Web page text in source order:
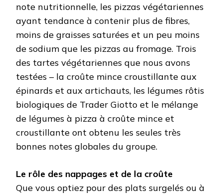
note nutritionnelle, les pizzas végétariennes
ayant tendance à contenir plus de fibres,
moins de graisses saturées et un peu moins
de sodium que les pizzas au fromage. Trois
des tartes végétariennes que nous avons
testées – la croûte mince croustillante aux
épinards et aux artichauts, les légumes rôtis
biologiques de Trader Giotto et le mélange
de légumes à pizza à croûte mince et
croustillante ont obtenu les seules très
bonnes notes globales du groupe.
Le rôle des nappages et de la croûte
Que vous optiez pour des plats surgelés ou à